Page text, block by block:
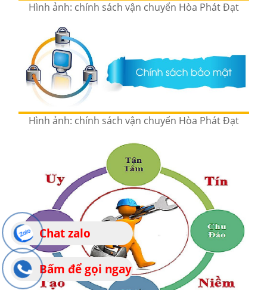
Hình ảnh: chính sách vận chuyển Hòa Phát Đạt
Hình ảnh: chính sách vận chuyển Hòa Phát Đạt
Bấm để gọi ngay
Chat zalo